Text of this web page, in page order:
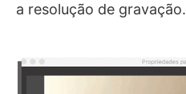
a resolução de gravação.